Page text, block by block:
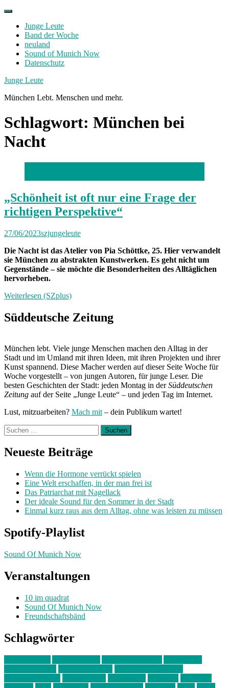
Skip
contentJunge Leute
Band der Woche
neuland
Sound of Munich Now
Datenschutz
Facebook
Twitter
Instagram
Junge Leute
München Lebt. Menschen und mehr.
Schlagwort: München bei
Nacht
„Schönheit ist oft nur eine Frage der
richtigen Perspektive“
27/06/2023szjungeleute
Die Nacht ist das Atelier von Pia Schöttke, 25. Hier verwandelt
sie München zu abstrakten Kunstwerken. Es geht nicht um
Gegenstände – sie möchte die Besonderheiten des Alltäglichen
hervorheben.
Weiterlesen (SZplus)
Süddeutsche Zeitung
München lebt. Viele junge Menschen machen den Alltag in der
Stadt und im Umland mit ihren Ideen, mit ihren Projekten und ihrer
Kunst spannend. Diese Macher werden auf dieser Seite Woche für
Woche vorgestellt – von jungen Autoren, für junge Leser. Die
besten Geschichten der Stadt: jeden Montag in derSüddeutschen
Zeitung auf der Seite „Junge Leute“ – und jeden Tag im Internet.
Lust, mitzuarbeiten? Mach mit – dein Publikum wartet!
Suchen
nach:
Neueste Beiträge
Wenn die Hormone verrückt spielen
Eine Welt erschaffen, in der man frei ist
Das Patriarchat mit Nagellack
Der ideale Sound für den Sommer in der Stadt
Einmal kurz raus aus dem Alltag, ohne was leisten zu müssen
Spotify-Playlist
Sound Of Munich Now
Veranstaltungen
10 im quadrat
Sound Of Munich Now
Freundschaftsbänd
Schlagwörter